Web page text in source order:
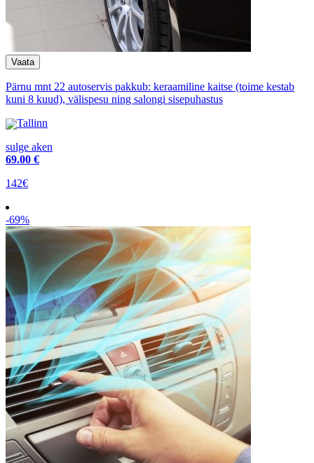
Pärnu mnt 22 autoservis pakkub: keraamiline kaitse (toime kestab
kuni 8 kuud), välispesu ning salongi sisepuhastus
Tallinn
sulge aken
69.00 €
142€
-69%